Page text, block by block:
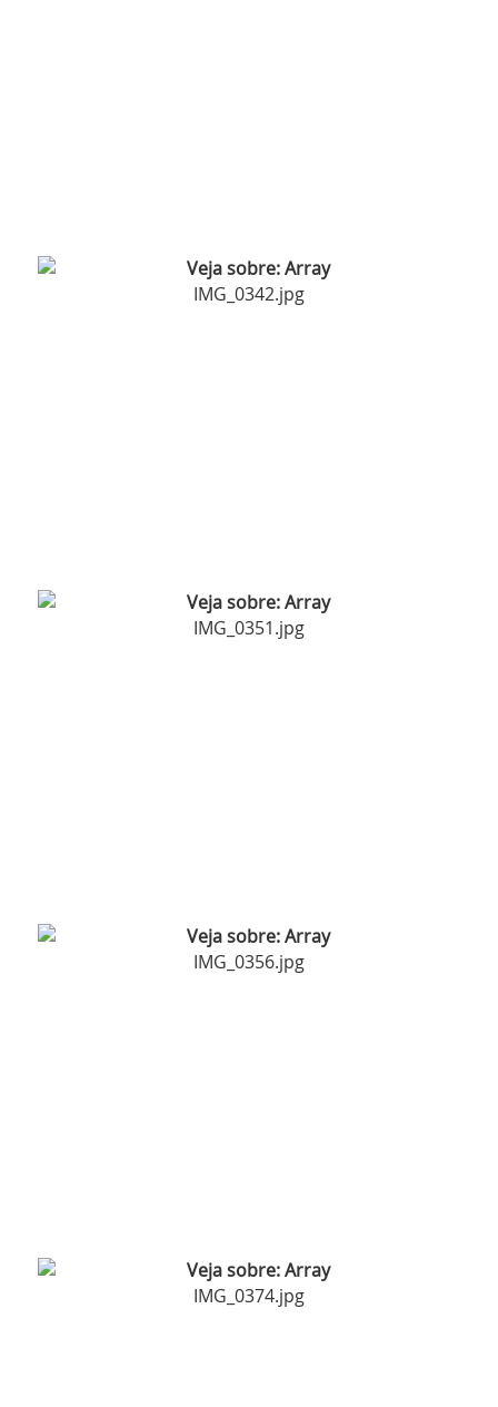
IMG_0342.jpg
IMG_0351.jpg
IMG_0356.jpg
IMG_0374.jpg